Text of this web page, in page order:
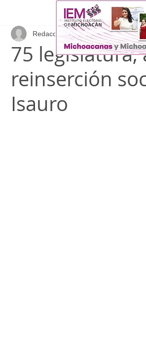
Municipales COVID-19
75
reinserción
Isauro
Redacción 25 ene 2023 1 min de